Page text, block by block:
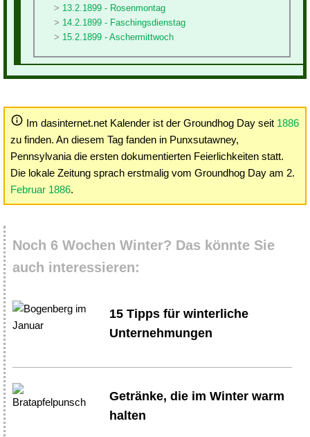
13.2.1899 - Rosenmontag
14.2.1899 - Faschingsdienstag
15.2.1899 - Aschermittwoch
Im dasinternet.net Kalender ist der Groundhog Day seit 1886
zu finden. An diesem Tag fanden in Punxsutawney,
Pennsylvania die ersten dokumentierten Feierlichkeiten statt.
Die lokale Zeitung sprach erstmalig vom Groundhog Day am 2.
Februar 1886.
Noch 6 Wochen Winter? Das könnte Sie
auch interessieren:
15 Tipps für winterliche
Unternehmungen
Getränke, die im Winter warm
halten